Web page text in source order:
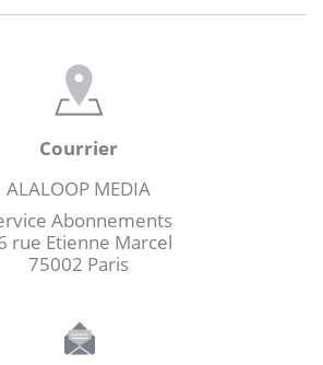
Courrier
ALALOOP MEDIA
Abonnements
rue Etienne Marcel
75002 Paris